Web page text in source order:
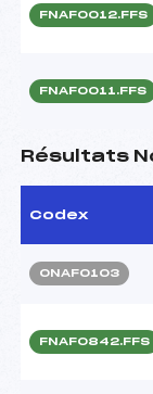
FNAF0012.FFS
FNAF0011.FFS
Résultats
Codex
ONAF0103
FNAF0842.FFS